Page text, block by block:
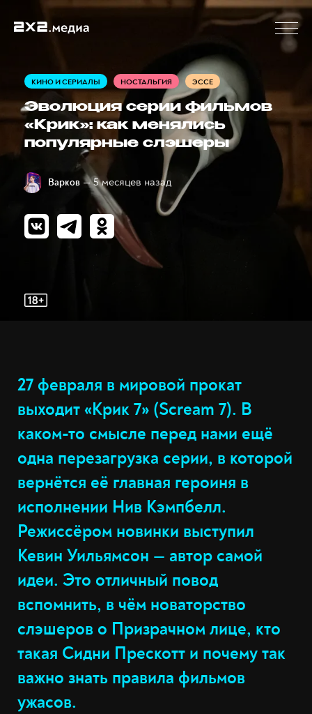
КИНО И СЕРИАЛЫ НОСТАЛЬГИЯ ЭССЕ
Эволюция серии фильмов
«Крик»: как менялись
популярные слэшеры
Варков — 5 месяцев назад
27 февраля в мировой прокат
выходит «Крик 7» (Scream 7). В
каком-то смысле перед нами ещё
одна перезагрузка серии, в которой
вернётся её главная героиня в
исполнении Нив Кэмпбелл.
Режиссёром новинки выступил
Кевин Уильямсон — автор самой
идеи. Это отличный повод
вспомнить, в чём новаторство
слэшеров о Призрачном лице, кто
такая Сидни Прескотт и почему так
важно знать правила фильмов
ужасов.